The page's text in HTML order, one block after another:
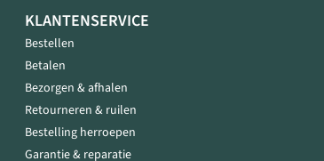
KLANTENSERVICE
Bestellen
Betalen
Bezorgen & afhalen
Retourneren & ruilen
Bestelling herroepen
Garantie & reparatie